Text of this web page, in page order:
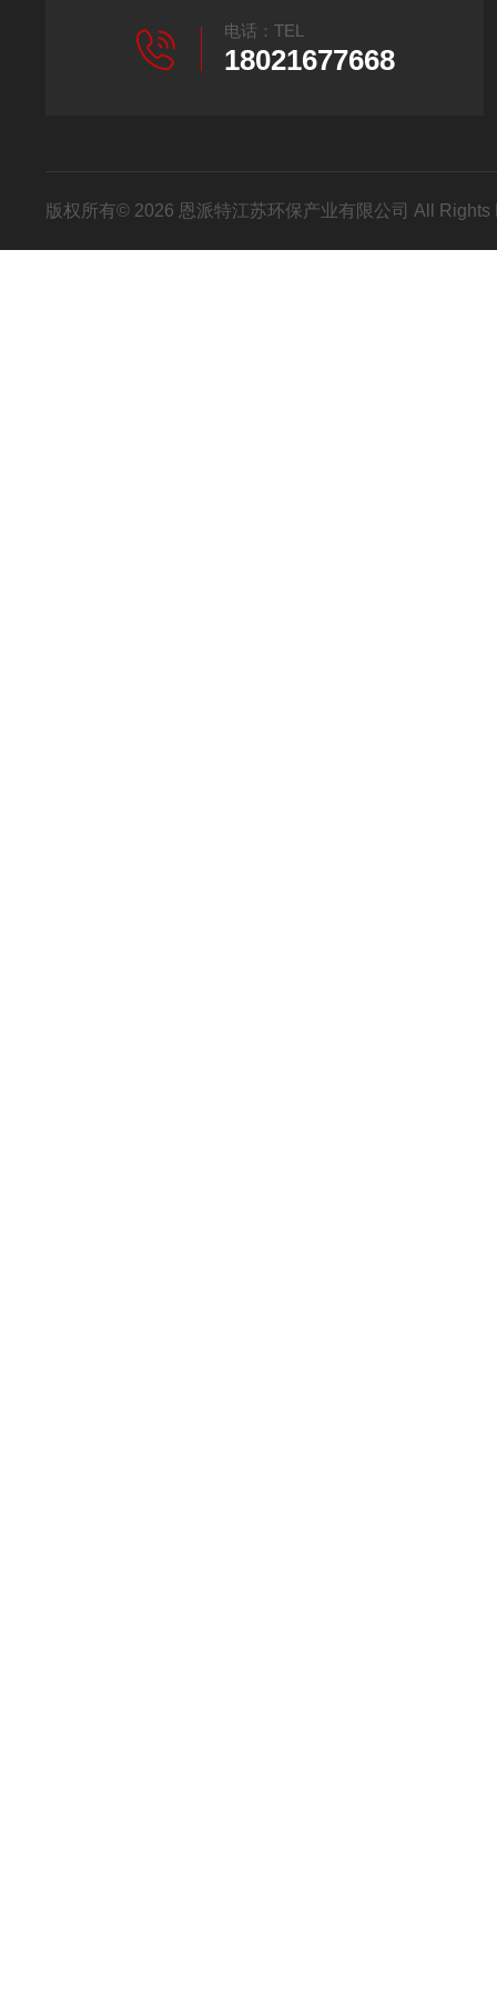
电话：TEL
18021677668
版权所有© 2026 恩派特江苏环保产业有限公司 All